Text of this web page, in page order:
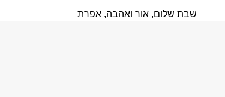
שבת שלום, אור ואהבה, אפרת